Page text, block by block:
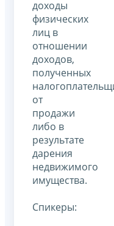
доходы
физических
лиц в
отношении
доходов,
полученных
от
продажи
либо в
результате
дарения
недвижимого
имущества.
Спикеры: